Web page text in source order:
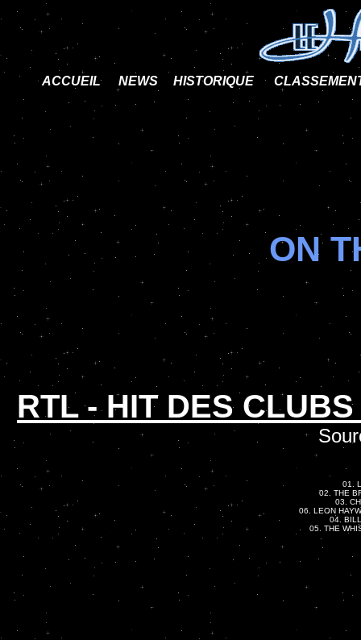
ACCUEIL NEWS HISTORIQUE
ON
RTL - HIT DES
01.
02. THE
03.
06. LEON
04.
05. THE